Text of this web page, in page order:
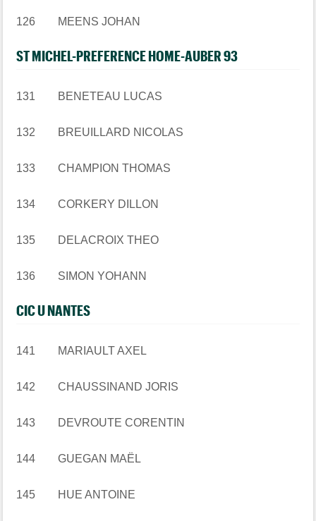
126 MEENS JOHAN
ST MICHEL-PREFERENCE HOME-AUBER 93
131 BENETEAU LUCAS
132 BREUILLARD NICOLAS
133 CHAMPION THOMAS
134 CORKERY DILLON
135 DELACROIX THEO
136 SIMON YOHANN
CIC U NANTES
141 MARIAULT AXEL
142 CHAUSSINAND JORIS
143 DEVROUTE CORENTIN
144 GUEGAN MAËL
145 HUE ANTOINE